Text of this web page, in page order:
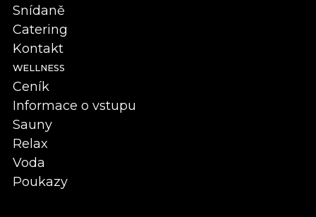
Snídaně
Catering
Kontakt
WELLNESS
Ceník
Informace o vstupu
Sauny
Relax
Voda
Poukazy